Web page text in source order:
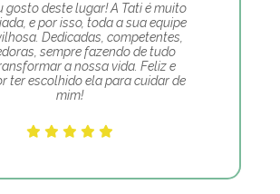
gosto deste lugar! A Tati é muito
e por isso, toda a sua equipe
Dedicadas, competentes,
sempre fazendo de tudo
a nossa vida. Feliz e
ter escolhido ela para cuidar de
mim!